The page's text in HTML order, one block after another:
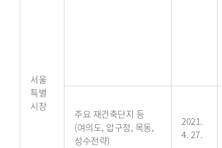
서울
특별
시장
주요 재건축단지 등
(여의도, 압구정, 목동,
성수전략)
2021.
4. 27.